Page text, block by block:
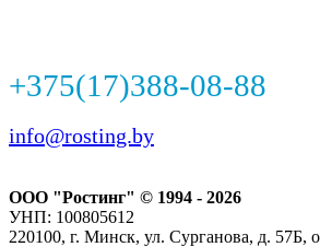
+375(17)388-08-88
info@rosting.by
ООО "Ростинг" © 1994 - 2026
УНП: 100805612
220100, г. Минск, ул. Сурганова, д. 57Б,